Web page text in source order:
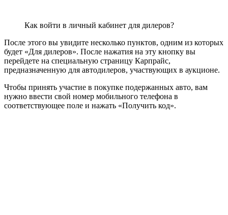
Как войти в личный кабинет для дилеров?
После этого вы увидите несколько пунктов, одним из которых
будет «Для дилеров». После нажатия на эту кнопку вы
перейдете на специальную страницу Карпрайс,
предназначенную для автодилеров, участвующих в аукционе.
Чтобы принять участие в покупке подержанных авто, вам
нужно ввести свой номер мобильного телефона в
соответствующее поле и нажать «Получить код».